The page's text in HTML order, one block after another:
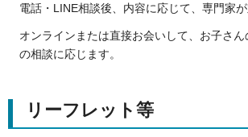
電話・LINE相談後、内容に応じて、専門家が
オンラインまたは直接お会いして、お子さ
の相談に応じます。
リーフレット等